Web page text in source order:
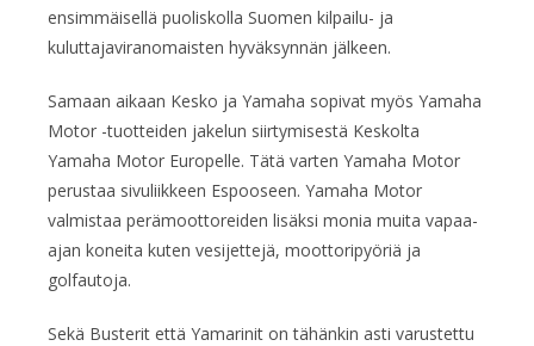
ensimmäisellä puoliskolla Suomen kilpailu- ja
kuluttajaviranomaisten hyväksynnän jälkeen.
Samaan aikaan Kesko ja Yamaha sopivat myös Yamaha
Motor -tuotteiden jakelun siirtymisestä Keskolta
Yamaha Motor Europelle. Tätä varten Yamaha Motor
perustaa sivuliikkeen Espooseen. Yamaha Motor
valmistaa perämoottoreiden lisäksi monia muita vapaa-
ajan koneita kuten vesijettejä, moottoripyöriä ja
golfautoja.
Sekä Busterit että Yamarinit on tähänkin asti varustettu